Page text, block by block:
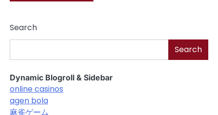
Search
Search
Dynamic Blogroll & Sidebar
online casinos
agen bola
麻雀ゲーム